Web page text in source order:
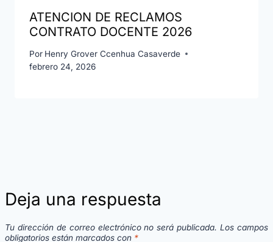
ATENCION DE RECLAMOS
CONTRATO DOCENTE 2026
Por Henry Grover Ccenhua Casaverde
febrero 24, 2026
Deja una respuesta
Tu dirección de correo electrónico no será publicada. Los campos
obligatorios están marcados con *